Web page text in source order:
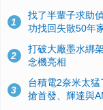
1
找了半輩子求助
功找回失散50年
2
打破大廠墨水綁
念機亮相
3
台積電2奈米太
搶首發、輝達與